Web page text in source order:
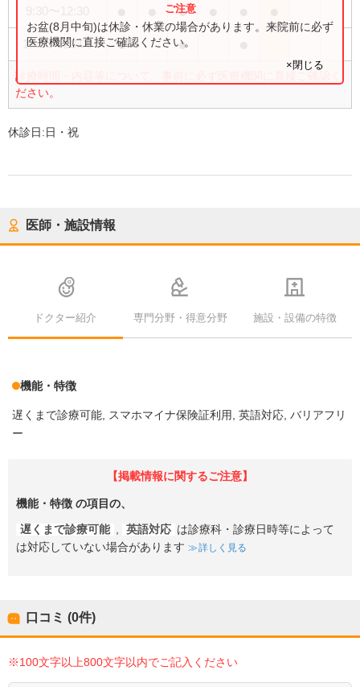
●
18:00〜20:00 ● ●
診療時間・内容等について、事前に必ず医療機関に直接ご確認く
ださい。
お盆(8月中旬)は休診・休業の場合があります。来院前に必ず
医療機関に直接ご確認ください。
×閉じる
休診日:日・祝
医師・施設情報
ドクター紹介 専門分野・得意分野 施設・設備の特徴
機能・特徴
遅くまで診療可能 スマホマイナ保険証利用 英語対応 バリアフリ
ー
【掲載情報に関するご注意】
機能・特徴 の項目の、
遅くまで診療可能 英語対応 は診療科・診療日時等によって
は対応していない場合があります
詳しく見る
口コミ (0件)
※100文字以上800文字以内でご記入ください